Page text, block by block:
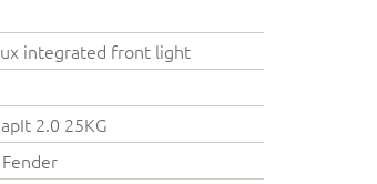
integrated front light
2.0 25KG